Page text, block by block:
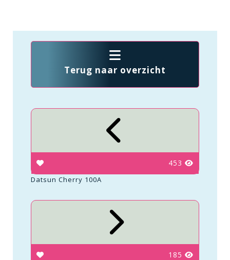
Terug naar overzicht
453
Datsun Cherry 100A
185